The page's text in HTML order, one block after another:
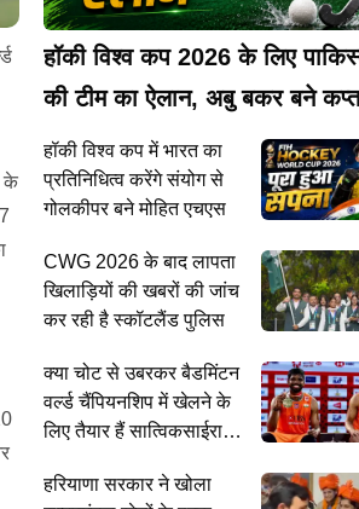
के
हॉकी विश्व कप 2026 के लिए
की टीम का ऐलान, अबु बकर बने
हॉकी विश्व कप में भारत का
प्रतिनिधित्व करेंगे संयोग से
गोलकीपर बने मोहित एचएस
CWG 2026 के बाद लापता
खिलाड़ियों की खबरों की जांच
कर रही है स्कॉटलैंड पुलिस
क्या चोट से उबरकर बैडमिंटन
वर्ल्ड चैंपियनशिप में खेलने के
लिए तैयार हैं सात्विकसाईराज
किया सस्पेंस
हरियाणा सरकार ने खोला